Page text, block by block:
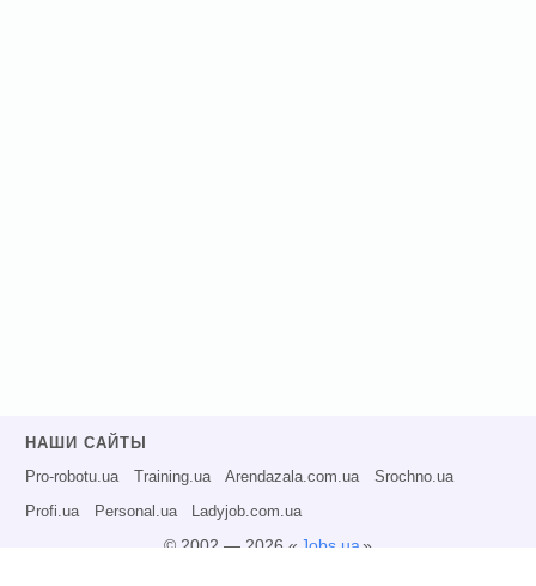
НАШИ САЙТЫ
Pro-robotu.ua Training.ua Arendazala.com.ua Srochno.ua
Profi.ua Personal.ua Ladyjob.com.ua
© 2002 — 2026 « Jobs.ua»